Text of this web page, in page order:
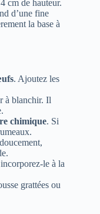
cm de hauteur.
d’une fine
la base à
. Ajoutez les
à blanchir. Il
chimique. Si
le à la
grattées ou